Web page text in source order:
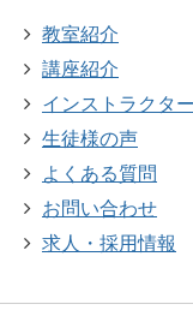
教室紹介
講座紹介
インストラクタ
生徒様の声
よくある質問
お問い合わせ
求人・採用情報